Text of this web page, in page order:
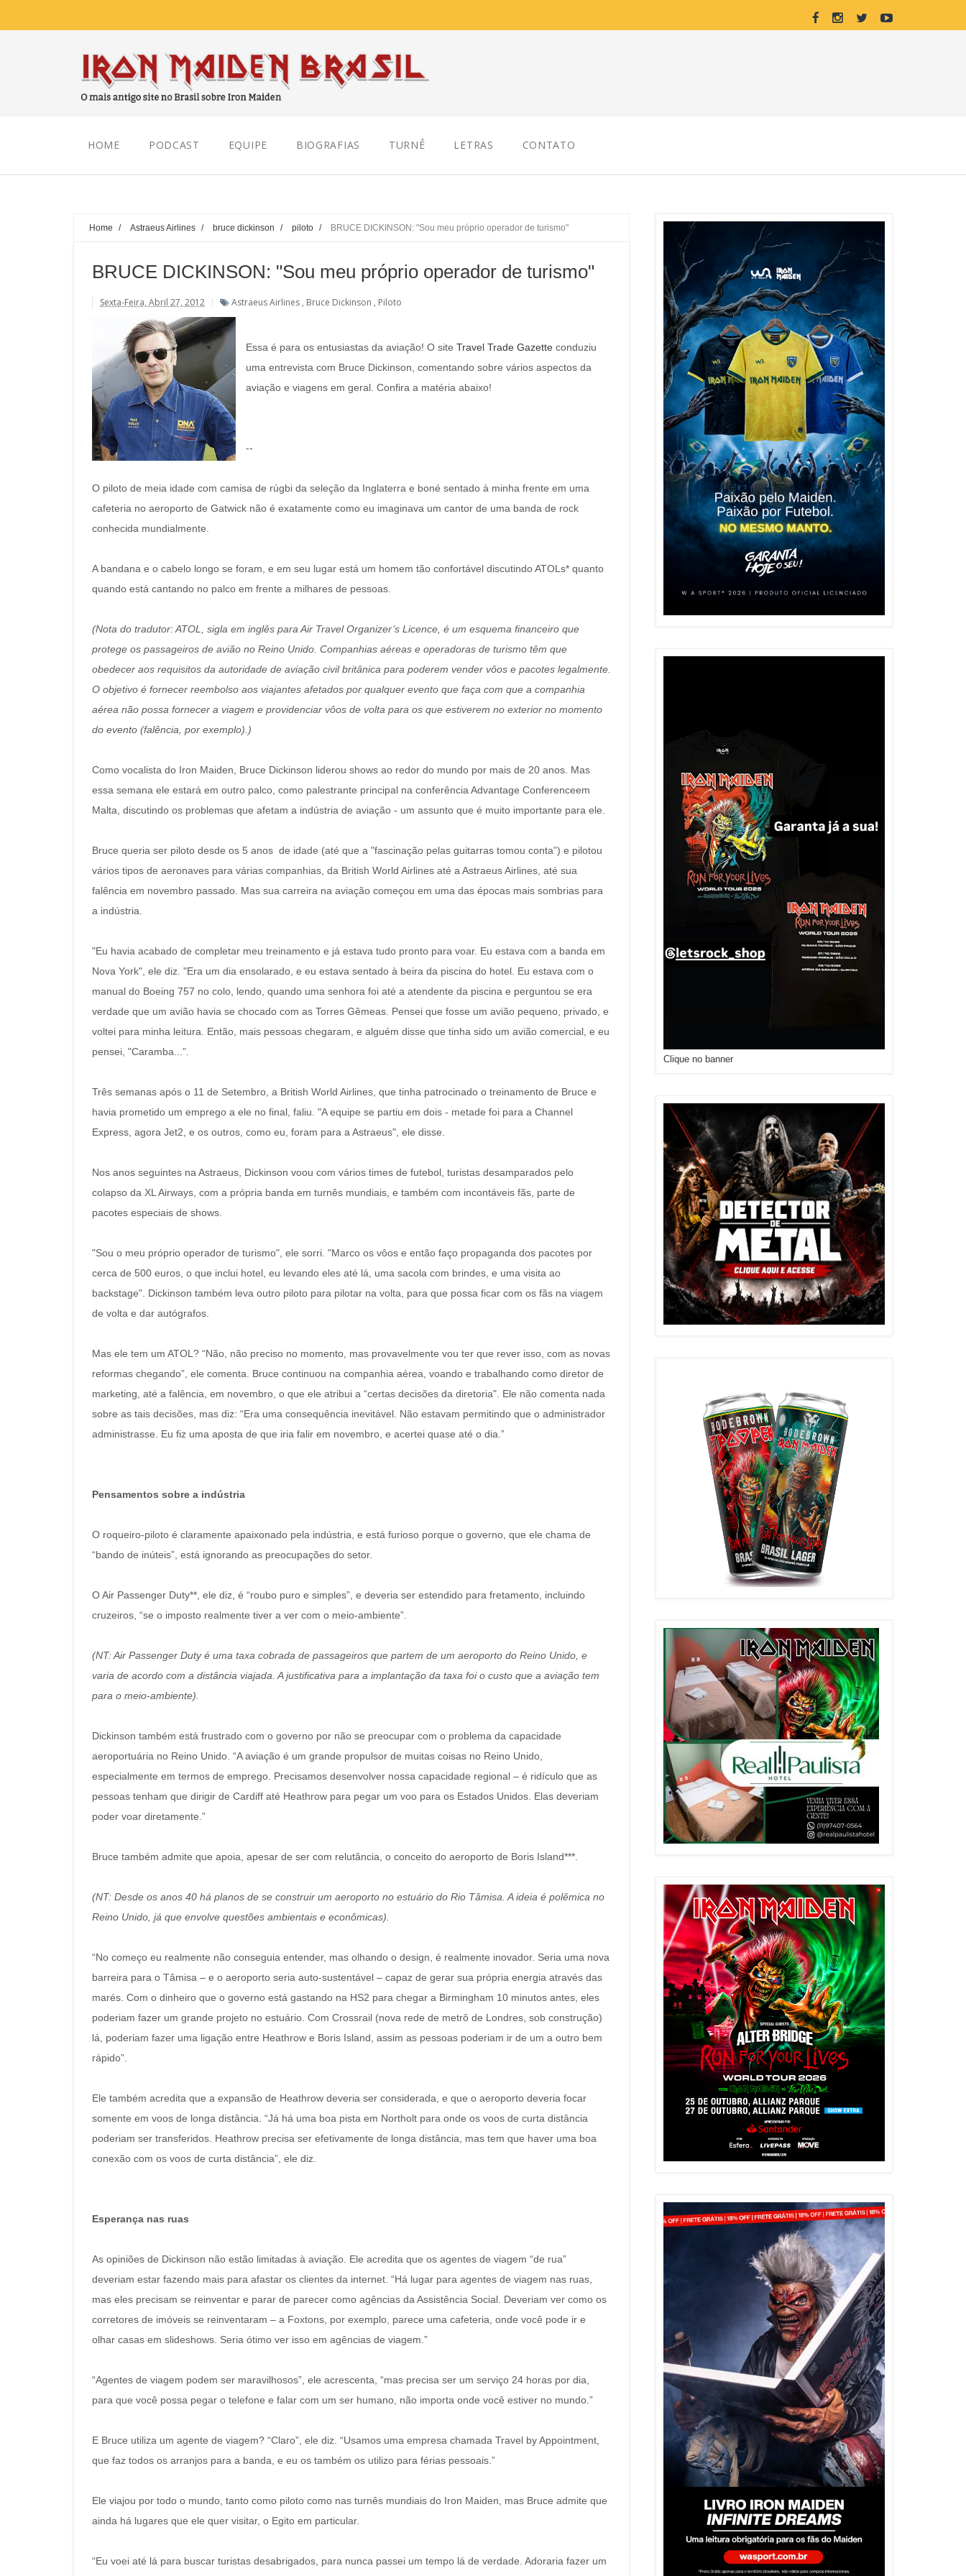
HOME PODCAST EQUIPE BIOGRAFIAS TURNÊ LETRAS CONTATO
Home / Astraeus Airlines / bruce dickinson / piloto / BRUCE DICKINSON: "Sou meu próprio operador de turismo"
BRUCE DICKINSON: "Sou meu próprio operador de turismo"
Sexta-Feira, Abril 27, 2012 Astraeus Airlines , Bruce Dickinson , Piloto
Essa é para os entusiastas da aviação! O site Travel Trade Gazette conduziu
uma entrevista com Bruce Dickinson, comentando sobre vários aspectos da
aviação e viagens em geral. Confira a matéria abaixo!
--
O piloto de meia idade com camisa de rúgbi da seleção da Inglaterra e boné sentado à minha frente em uma
cafeteria no aeroporto de Gatwick não é exatamente como eu imaginava um cantor de uma banda de rock
conhecida mundialmente.
A bandana e o cabelo longo se foram, e em seu lugar está um homem tão confortável discutindo ATOLs* quanto
quando está cantando no palco em frente a milhares de pessoas.
(Nota do tradutor: ATOL, sigla em inglês para Air Travel Organizer’s Licence, é um esquema financeiro que
protege os passageiros de avião no Reino Unido. Companhias aéreas e operadoras de turismo têm que
obedecer aos requisitos da autoridade de aviação civil britânica para poderem vender vôos e pacotes legalmente.
O objetivo é fornecer reembolso aos viajantes afetados por qualquer evento que faça com que a companhia
aérea não possa fornecer a viagem e providenciar vôos de volta para os que estiverem no exterior no momento
do evento (falência, por exemplo).)
Como vocalista do Iron Maiden, Bruce Dickinson liderou shows ao redor do mundo por mais de 20 anos. Mas
essa semana ele estará em outro palco, como palestrante principal na conferência Advantage Conferenceem
Malta, discutindo os problemas que afetam a indústria de aviação - um assunto que é muito importante para ele.
Bruce queria ser piloto desde os 5 anos de idade (até que a "fascinação pelas guitarras tomou conta”) e pilotou
vários tipos de aeronaves para várias companhias, da British World Airlines até a Astraeus Airlines, até sua
falência em novembro passado. Mas sua carreira na aviação começou em uma das épocas mais sombrias para
a indústria.
"Eu havia acabado de completar meu treinamento e já estava tudo pronto para voar. Eu estava com a banda em
Nova York", ele diz. "Era um dia ensolarado, e eu estava sentado à beira da piscina do hotel. Eu estava com o
manual do Boeing 757 no colo, lendo, quando uma senhora foi até a atendente da piscina e perguntou se era
verdade que um avião havia se chocado com as Torres Gêmeas. Pensei que fosse um avião pequeno, privado, e
voltei para minha leitura. Então, mais pessoas chegaram, e alguém disse que tinha sido um avião comercial, e eu
pensei, "Caramba...”.
Três semanas após o 11 de Setembro, a British World Airlines, que tinha patrocinado o treinamento de Bruce e
havia prometido um emprego a ele no final, faliu. "A equipe se partiu em dois - metade foi para a Channel
Express, agora Jet2, e os outros, como eu, foram para a Astraeus", ele disse.
Nos anos seguintes na Astraeus, Dickinson voou com vários times de futebol, turistas desamparados pelo
colapso da XL Airways, com a própria banda em turnês mundiais, e também com incontáveis fãs, parte de
pacotes especiais de shows.
"Sou o meu próprio operador de turismo", ele sorri. "Marco os vôos e então faço propaganda dos pacotes por
cerca de 500 euros, o que inclui hotel, eu levando eles até lá, uma sacola com brindes, e uma visita ao
backstage". Dickinson também leva outro piloto para pilotar na volta, para que possa ficar com os fãs na viagem
de volta e dar autógrafos.
Mas ele tem um ATOL? “Não, não preciso no momento, mas provavelmente vou ter que rever isso, com as novas
reformas chegando”, ele comenta. Bruce continuou na companhia aérea, voando e trabalhando como diretor de
marketing, até a falência, em novembro, o que ele atribui a “certas decisões da diretoria". Ele não comenta nada
sobre as tais decisões, mas diz: “Era uma consequência inevitável. Não estavam permitindo que o administrador
administrasse. Eu fiz uma aposta de que iria falir em novembro, e acertei quase até o dia.”
Pensamentos sobre a indústria
O roqueiro-piloto é claramente apaixonado pela indústria, e está furioso porque o governo, que ele chama de
“bando de inúteis”, está ignorando as preocupações do setor.
O Air Passenger Duty**, ele diz, é “roubo puro e simples”, e deveria ser estendido para fretamento, incluindo
cruzeiros, “se o imposto realmente tiver a ver com o meio-ambiente”.
(NT: Air Passenger Duty é uma taxa cobrada de passageiros que partem de um aeroporto do Reino Unido, e
varia de acordo com a distância viajada. A justificativa para a implantação da taxa foi o custo que a aviação tem
para o meio-ambiente).
Dickinson também está frustrado com o governo por não se preocupar com o problema da capacidade
aeroportuária no Reino Unido. “A aviação é um grande propulsor de muitas coisas no Reino Unido,
especialmente em termos de emprego. Precisamos desenvolver nossa capacidade regional – é ridículo que as
pessoas tenham que dirigir de Cardiff até Heathrow para pegar um voo para os Estados Unidos. Elas deveriam
poder voar diretamente.”
Bruce também admite que apoia, apesar de ser com relutância, o conceito do aeroporto de Boris Island***.
(NT: Desde os anos 40 há planos de se construir um aeroporto no estuário do Rio Tâmisa. A ideia é polêmica no
Reino Unido, já que envolve questões ambientais e econômicas).
“No começo eu realmente não conseguia entender, mas olhando o design, é realmente inovador. Seria uma nova
barreira para o Tâmisa – e o aeroporto seria auto-sustentável – capaz de gerar sua própria energia através das
marés. Com o dinheiro que o governo está gastando na HS2 para chegar a Birmingham 10 minutos antes, eles
poderiam fazer um grande projeto no estuário. Com Crossrail (nova rede de metrô de Londres, sob construção)
lá, poderiam fazer uma ligação entre Heathrow e Boris Island, assim as pessoas poderiam ir de um a outro bem
rápido”.
Ele também acredita que a expansão de Heathrow deveria ser considerada, e que o aeroporto deveria focar
somente em voos de longa distância. “Já há uma boa pista em Northolt para onde os voos de curta distância
poderiam ser transferidos. Heathrow precisa ser efetivamente de longa distância, mas tem que haver uma boa
conexão com os voos de curta distância”, ele diz.
Esperança nas ruas
As opiniões de Dickinson não estão limitadas à aviação. Ele acredita que os agentes de viagem “de rua”
deveriam estar fazendo mais para afastar os clientes da internet. “Há lugar para agentes de viagem nas ruas,
mas eles precisam se reinventar e parar de parecer como agências da Assistência Social. Deveriam ver como os
corretores de imóveis se reinventaram – a Foxtons, por exemplo, parece uma cafeteria, onde você pode ir e
olhar casas em slideshows. Seria ótimo ver isso em agências de viagem.”
“Agentes de viagem podem ser maravilhosos”, ele acrescenta, “mas precisa ser um serviço 24 horas por dia,
para que você possa pegar o telefone e falar com um ser humano, não importa onde você estiver no mundo.”
E Bruce utiliza um agente de viagem? “Claro”, ele diz. “Usamos uma empresa chamada Travel by Appointment,
que faz todos os arranjos para a banda, e eu os também os utilizo para férias pessoais.”
Ele viajou por todo o mundo, tanto como piloto como nas turnês mundiais do Iron Maiden, mas Bruce admite que
ainda há lugares que ele quer visitar, o Egito em particular.
“Eu voei até lá para buscar turistas desabrigados, para nunca passei um tempo lá de verdade. Adoraria fazer um
Clique no banner